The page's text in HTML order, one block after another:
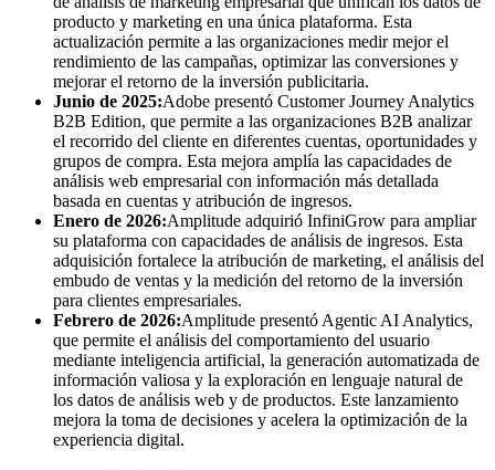
producto y marketing en una única plataforma. Esta
actualización permite a las organizaciones medir mejor el
rendimiento de las campañas, optimizar las conversiones y
mejorar el retorno de la inversión publicitaria.
Junio ​​de 2025:Adobe presentó Customer Journey Analytics
B2B Edition, que permite a las organizaciones B2B analizar
el recorrido del cliente en diferentes cuentas, oportunidades y
grupos de compra. Esta mejora amplía las capacidades de
análisis web empresarial con información más detallada
basada en cuentas y atribución de ingresos.
Enero de 2026:Amplitude adquirió InfiniGrow para ampliar
su plataforma con capacidades de análisis de ingresos. Esta
adquisición fortalece la atribución de marketing, el análisis del
embudo de ventas y la medición del retorno de la inversión
para clientes empresariales.
Febrero de 2026:Amplitude presentó Agentic AI Analytics,
que permite el análisis del comportamiento del usuario
mediante inteligencia artificial, la generación automatizada de
información valiosa y la exploración en lenguaje natural de
los datos de análisis web y de productos. Este lanzamiento
mejora la toma de decisiones y acelera la optimización de la
experiencia digital.